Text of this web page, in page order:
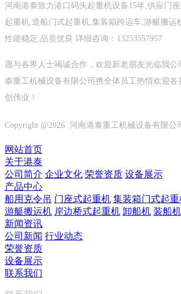
河南港泰致力港口码头起重机设备15年,供应门
起重机,造船门式起重机,集装箱跨运车,游艇搬运
性能稳定,品质优良.详细咨询：13253557957
愿与各界人士竭诚合作，欢迎新老朋友光临我公
泰重工机械设备有限公司携全体员工热情欢迎
创伟业！
Copyright @2026 河南港泰重工机械设备有限公
网站首页
关于港泰
公司简介 企业文化 荣誉资质 设备展示
产品中心
船用克令吊 门座式起重机 集装箱门式起重
游艇搬运机 岸边桥式起重机 卸船机 装船机
新闻资讯
公司新闻 行业动态
荣誉资质
设备展示
联系我们